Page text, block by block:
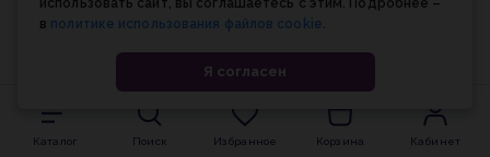
Каталог Поиск Избранное Корзина Кабинет
использовать сайт, вы соглашаетесь с этим. Подробнее –
в политике использования файлов cookie.
Я согласен